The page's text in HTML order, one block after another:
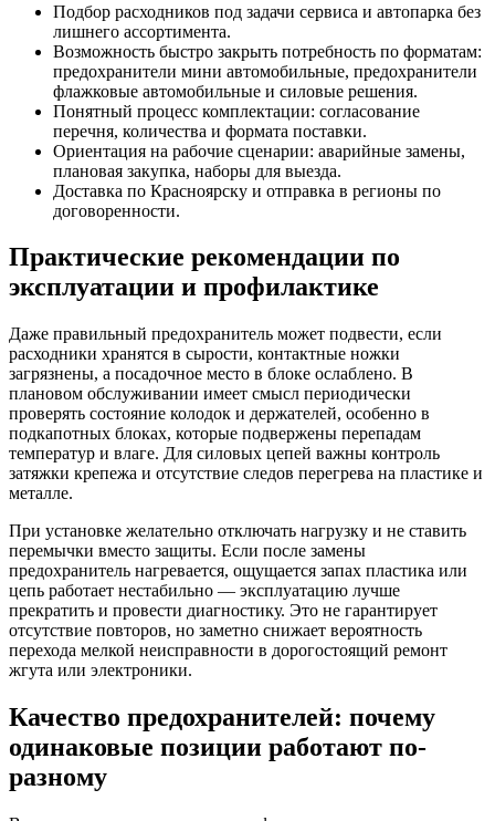
Подбор расходников под задачи сервиса и автопарка без
лишнего ассортимента.
Возможность быстро закрыть потребность по форматам:
предохранители мини автомобильные, предохранители
флажковые автомобильные и силовые решения.
Понятный процесс комплектации: согласование
перечня, количества и формата поставки.
Ориентация на рабочие сценарии: аварийные замены,
плановая закупка, наборы для выезда.
Доставка по Красноярску и отправка в регионы по
договоренности.
Практические рекомендации по
эксплуатации и профилактике
Даже правильный предохранитель может подвести, если
расходники хранятся в сырости, контактные ножки
загрязнены, а посадочное место в блоке ослаблено. В
плановом обслуживании имеет смысл периодически
проверять состояние колодок и держателей, особенно в
подкапотных блоках, которые подвержены перепадам
температур и влаге. Для силовых цепей важны контроль
затяжки крепежа и отсутствие следов перегрева на пластике и
металле.
При установке желательно отключать нагрузку и не ставить
перемычки вместо защиты. Если после замены
предохранитель нагревается, ощущается запах пластика или
цепь работает нестабильно — эксплуатацию лучше
прекратить и провести диагностику. Это не гарантирует
отсутствие повторов, но заметно снижает вероятность
перехода мелкой неисправности в дорогостоящий ремонт
жгута или электроники.
Качество предохранителей: почему
одинаковые позиции работают по-
разному